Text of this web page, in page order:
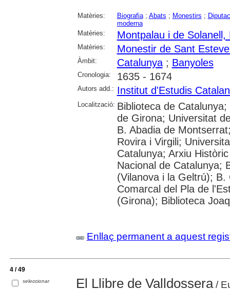
Matèries: Biografia; Abats ; Monestirs ;
moderna
Matèries:
Montpalau i de Solanell,
Matèries: Monestir de Sant
Àmbit: Catalunya; Banyoles
Cronologia: 1635 - 1674
Autors add.: Institut d'Estudis
Localització: Biblioteca de
de Girona; Universitat
B. Abadia de
Rovira i Virgili;
Catalunya; Arxiu
Nacional de Catalunya;
(Vilanova i la Geltrú);
Comarcal del Pla de
(Girona); Biblioteca
Enllaç permanent a aquest
4 / 49
seleccionar El Llibre de Valldossera/